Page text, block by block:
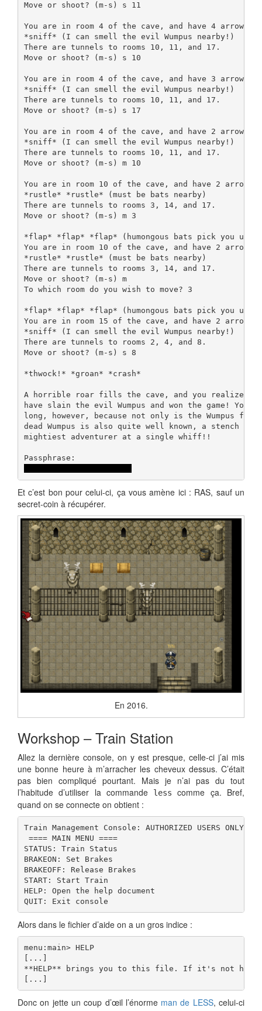
Move or shoot? (m-s) s 11
You are in room 4 of the cave, and have 4 arrows
*sniff* (I can smell the evil Wumpus nearby!)
There are tunnels to rooms 10, 11, and 17.
Move or shoot? (m-s) s 10
You are in room 4 of the cave, and have 3 arrows
*sniff* (I can smell the evil Wumpus nearby!)
There are tunnels to rooms 10, 11, and 17.
Move or shoot? (m-s) s 17
You are in room 4 of the cave, and have 2 arrows
*sniff* (I can smell the evil Wumpus nearby!)
There are tunnels to rooms 10, 11, and 17.
Move or shoot? (m-s) m 10
You are in room 10 of the cave, and have 2
*rustle* *rustle* (must be bats nearby)
There are tunnels to rooms 3, 14, and 17.
Move or shoot? (m-s) m 3
*flap* *flap* *flap* (humongous bats pick you up
You are in room 10 of the cave, and have 2
*rustle* *rustle* (must be bats nearby)
There are tunnels to rooms 3, 14, and 17.
Move or shoot? (m-s) m
To which room do you wish to move? 3
*flap* *flap* *flap* (humongous bats pick you up
You are in room 15 of the cave, and have 2
*sniff* (I can smell the evil Wumpus nearby!)
There are tunnels to rooms 2, 4, and 8.
Move or shoot? (m-s) s 8
*thwock!* *groan* *crash*
A horrible roar fills the cave, and you realize,
have slain the evil Wumpus and won the game!
long, however, because not only is the Wumpus
dead Wumpus is also quite well known, a stench
mightiest adventurer at a single whiff!!
Et c’est bon pour celui-ci, ça vous amène ici : RAS, sauf un
secret-coin à récupérer.
En 2016.
Workshop – Train Station
Allez la dernière console, on y est presque, celle-ci j’ai mis
une bonne heure à m’arracher les cheveux dessus. C’était
pas bien compliqué pourtant. Mais je n’ai pas du tout
l’habitude d’utiliser la commande
less
comme ça. Bref,
quand on se connecte on obtient :
Train Management Console: AUTHORIZED USERS ONLY
==== MAIN MENU ====
STATUS: Train Status
BRAKEON: Set Brakes
BRAKEOFF: Release Brakes
START: Start Train
HELP: Open the help document
QUIT: Exit console
Alors dans le fichier d’aide on a un gros indice :
menu:main> HELP
[...]
**HELP** brings you to this file. If it's not
[...]
Donc on jette un coup d’œil l’énorme man de LESS, celui-ci